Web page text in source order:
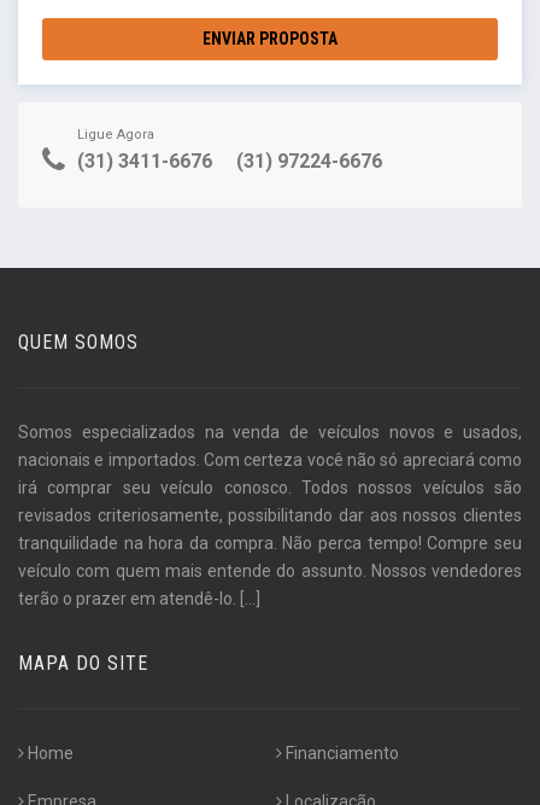
ENVIAR PROPOSTA
Ligue Agora
(31) 3411-6676 (31) 97224-6676
QUEM SOMOS
Somos especializados na venda de veículos novos e usados,
nacionais e importados. Com certeza você não só apreciará como
irá comprar seu veículo conosco. Todos nossos veículos são
revisados criteriosamente, possibilitando dar aos nossos clientes
tranquilidade na hora da compra. Não perca tempo! Compre seu
veículo com quem mais entende do assunto. Nossos vendedores
terão o prazer em atendê-lo. [...]
MAPA DO SITE
Home
Empresa
Financiamento
Localização